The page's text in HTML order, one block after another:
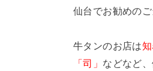
仙台でお勧めの
牛タンのお店は
「司」 などなど